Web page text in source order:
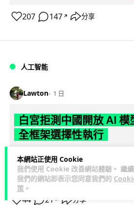
本網站正使用 Cookie
我們使用 Cookie 改善網站體驗。 繼
我們的網站即表示您同意我們的
策 。
207 147 ↗ 分享
人工智能
Lawton 1 日
白宮拒測中國開放 AI 模
全框架選擇性執行
彭博社報道，白宮通知美國頂尖 AI 公
模型將不納入特朗普政府新 AI 安全框
則聯署呼籲政府不要限... 閱讀全文
44 21 ↗ 分享